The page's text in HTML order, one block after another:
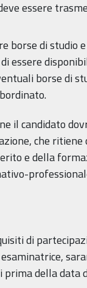
essere
borse di studio
essere
borse di
il candidato
che
e della
di
prima della data